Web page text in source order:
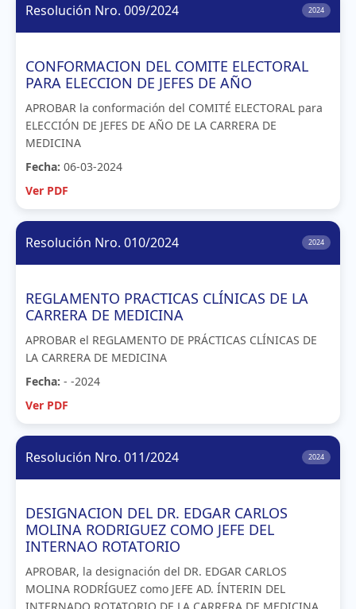
Resolución Nro. 009/2024 2024
CONFORMACION DEL COMITE ELECTORAL
PARA ELECCION DE JEFES DE AÑO
APROBAR la conformación del COMITÉ ELECTORAL para
ELECCIÓN DE JEFES DE AÑO DE LA CARRERA DE
MEDICINA
Fecha: 06-03-2024
Ver PDF
Resolución Nro. 010/2024 2024
REGLAMENTO PRACTICAS CLÍNICAS DE LA
CARRERA DE MEDICINA
APROBAR el REGLAMENTO DE PRÁCTICAS CLÍNICAS DE
LA CARRERA DE MEDICINA
Fecha: - -2024
Ver PDF
Resolución Nro. 011/2024 2024
DESIGNACION DEL DR. EDGAR CARLOS
MOLINA RODRIGUEZ COMO JEFE DEL
INTERNAO ROTATORIO
APROBAR, la designación del DR. EDGAR CARLOS
MOLINA RODRÍGUEZ como JEFE AD. ÍNTERIN DEL